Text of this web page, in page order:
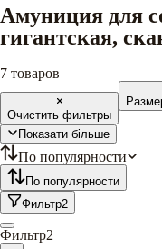
Амуниция для
гигантская,
7 товаров
Очистить фильтры
Показати більше
По популярности
По популярности
Фильтр2
Фильтр2